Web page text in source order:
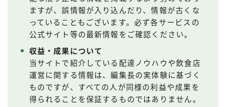
ますが、誤情報が入り込んだり、情報が古くな
っていることもございます。必ず各サービスの
公式サイト等の最新情報をご確認ください。
収益・成果について
当サイトで紹介している配達ノウハウや飲食店
運営に関する情報は、編集長の実体験に基づく
ものですが、すべての人が同様の利益や成果を
得られることを保証するものではありません。